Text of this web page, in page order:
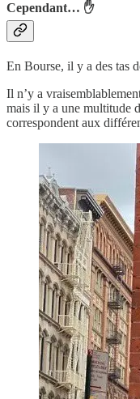
Cependant… ✋
En Bourse, il y a des tas
Il n’y a
mais il y a une multitude
correspondent aux